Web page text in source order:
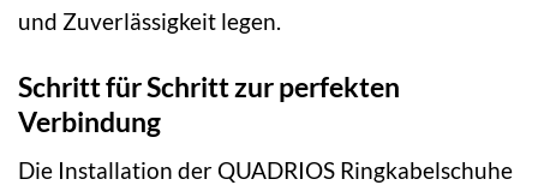
und Zuverlässigkeit legen.
Schritt für Schritt zur perfekten
Verbindung
Die Installation der QUADRIOS Ringkabelschuhe